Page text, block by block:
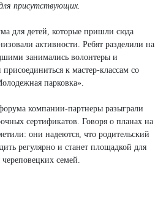
присутствующих.
для детей, которые пришли сюда
активности. Ребят разделили на
занимались волонтеры и
к мастер-классам со
парковка».
компании-партнеры разыграли
сертификатов. Говоря о планах на
они надеются, что родительский
регулярно и станет площадкой для
семей.